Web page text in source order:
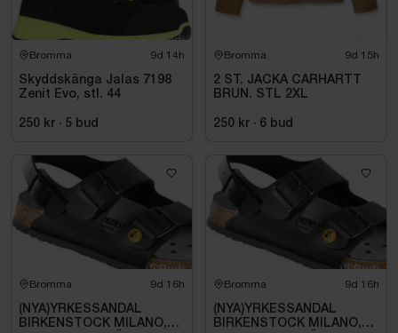
Bromma 9d 14h
Skyddskänga Jalas 7198
Zenit Evo, stl. 44
250 kr · 5 bud
Bromma 9d 15h
2 ST. JACKA CARHARTT
BRUN. STL 2XL
250 kr · 6 bud
Bromma 9d 16h
(NYA)YRKESSANDAL
BIRKENSTOCK MILANO,
Bromma 9d 16h
(NYA)YRKESSANDAL
BIRKENSTOCK MILANO,